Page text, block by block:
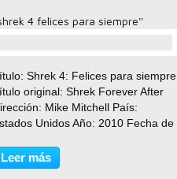
4 felices para siempre''
Shrek 4: Felices para siempre
original: Shrek Forever After
Mike Mitchell País:
Unidos Año: 2010 Fecha de
Animación, Aventuras,
Calificación: Apta para
Leer más